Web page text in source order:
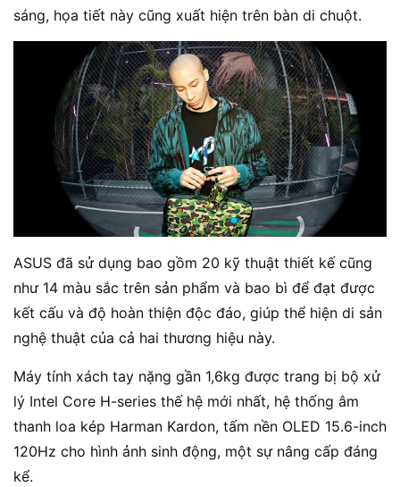
sáng, họa tiết này cũng xuất hiện trên bàn di chuột.
ASUS đã sử dụng bao gồm 20 kỹ thuật thiết kế cũng
như 14 màu sắc trên sản phẩm và bao bì để đạt được
kết cấu và độ hoàn thiện độc đáo, giúp thể hiện di sản
nghệ thuật của cả hai thương hiệu này.
Máy tính xách tay nặng gần 1,6kg được trang bị bộ xử
lý Intel Core H-series thế hệ mới nhất, hệ thống âm
thanh loa kép Harman Kardon, tấm nền OLED 15.6-inch
120Hz cho hình ảnh sinh động, một sự nâng cấp đáng
kể.